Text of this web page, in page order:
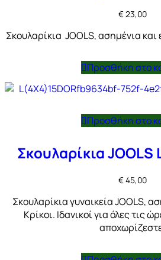
€23,00
Σκουλαρίκια JOOLS, ασημένια
Προσθήκη στο
Προσθήκη στο
Σκουλαρίκια JOOLS
€45,00
Σκουλαρίκια γυναικεία JOOLS,
Κρίκοι. Ιδανικοί για όλες τις